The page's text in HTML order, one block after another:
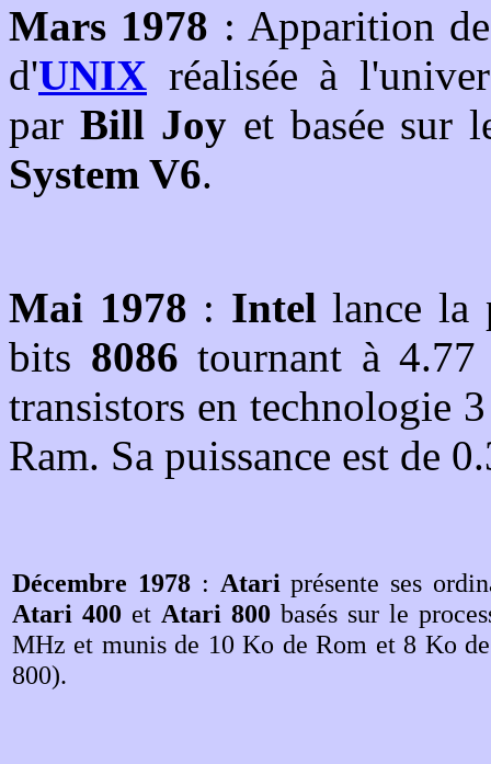
Mars 1978 : Apparition
d'UNIX réalisée à
par Bill Joyet basée sur
System V6.
Mai 1978 : Intel lance la
bits 8086 tournant à
transistors en technologie
Ram. Sa puissance est de
Décembre 1978: Atari présente ses
Atari 400 et Atari 800 basés sur le
MHz et munis de 10 Ko de Rom et 8 Ko
800).